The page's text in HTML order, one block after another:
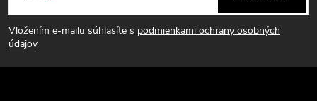
á
p
Vložením e-mailu súhlasíte s podmienkami ochrany osobných
údajov